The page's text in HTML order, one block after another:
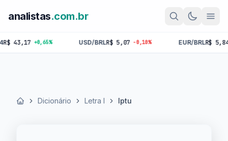
analistas.com.br
+0,65% USD/BRLR$ 5,07 -0,10% EUR/BRLR$ 5,84 -
Início Dicionário Letra I Iptu